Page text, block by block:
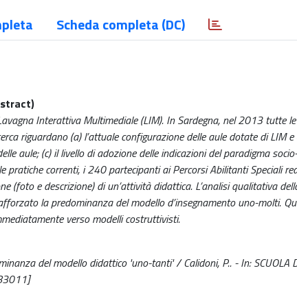
Scheda completa (DC)
Interattiva Multimediale (LIM). In Sardegna, nel 2013 tutte
riguardano (a) l’attuale configurazione delle aule dotate di LIM
aule; (c) il livello di adozione delle indicazioni del paradigma
pratiche correnti, i 240 partecipanti ai Percorsi Abilitanti Speciali
(foto e descrizione) di un’attività didattica. L’analisi qualitativa
la predominanza del modello d’insegnamento uno-molti.
verso modelli costruttivisti.
del modello didattico 'uno-tanti' / Calidoni, P.. - In: SCUOLA